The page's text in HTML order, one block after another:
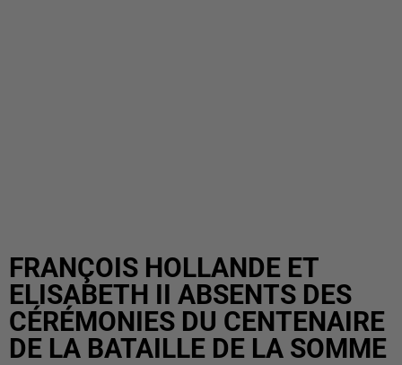
FRANÇOIS HOLLANDE ET
ELISABETH II ABSENTS DES
CÉRÉMONIES DU CENTENAIRE
DE LA BATAILLE DE LA SOMME